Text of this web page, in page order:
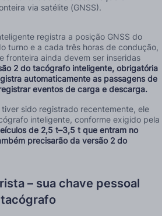
via satélite (GNSS).
registra a posição GNSS do
turno e a cada três horas de condução,
fronteira ainda devem ser inseridas
2 do tacógrafo inteligente, obrigatória
automaticamente as passagens de
eventos de carga e descarga.
sido registrado recentemente, ele
inteligente, conforme exigido pela
de 2,5 t–3,5 t que entram no
precisarão da versão 2 do
– sua chave pessoal